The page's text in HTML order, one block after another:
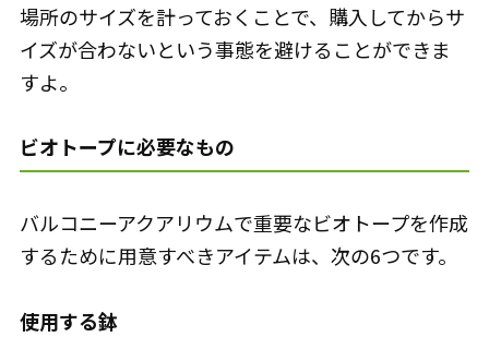
場所のサイズを計っておくことで、購入してからサ
イズが合わないという事態を避けることができま
すよ。
ビオトープに必要なもの
バルコニーアクアリウムで重要なビオトープを作成
するために用意すべきアイテムは、次の6つです。
使用する鉢